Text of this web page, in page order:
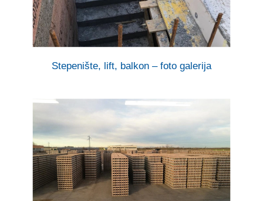
Stepenište, lift, balkon – foto galerija